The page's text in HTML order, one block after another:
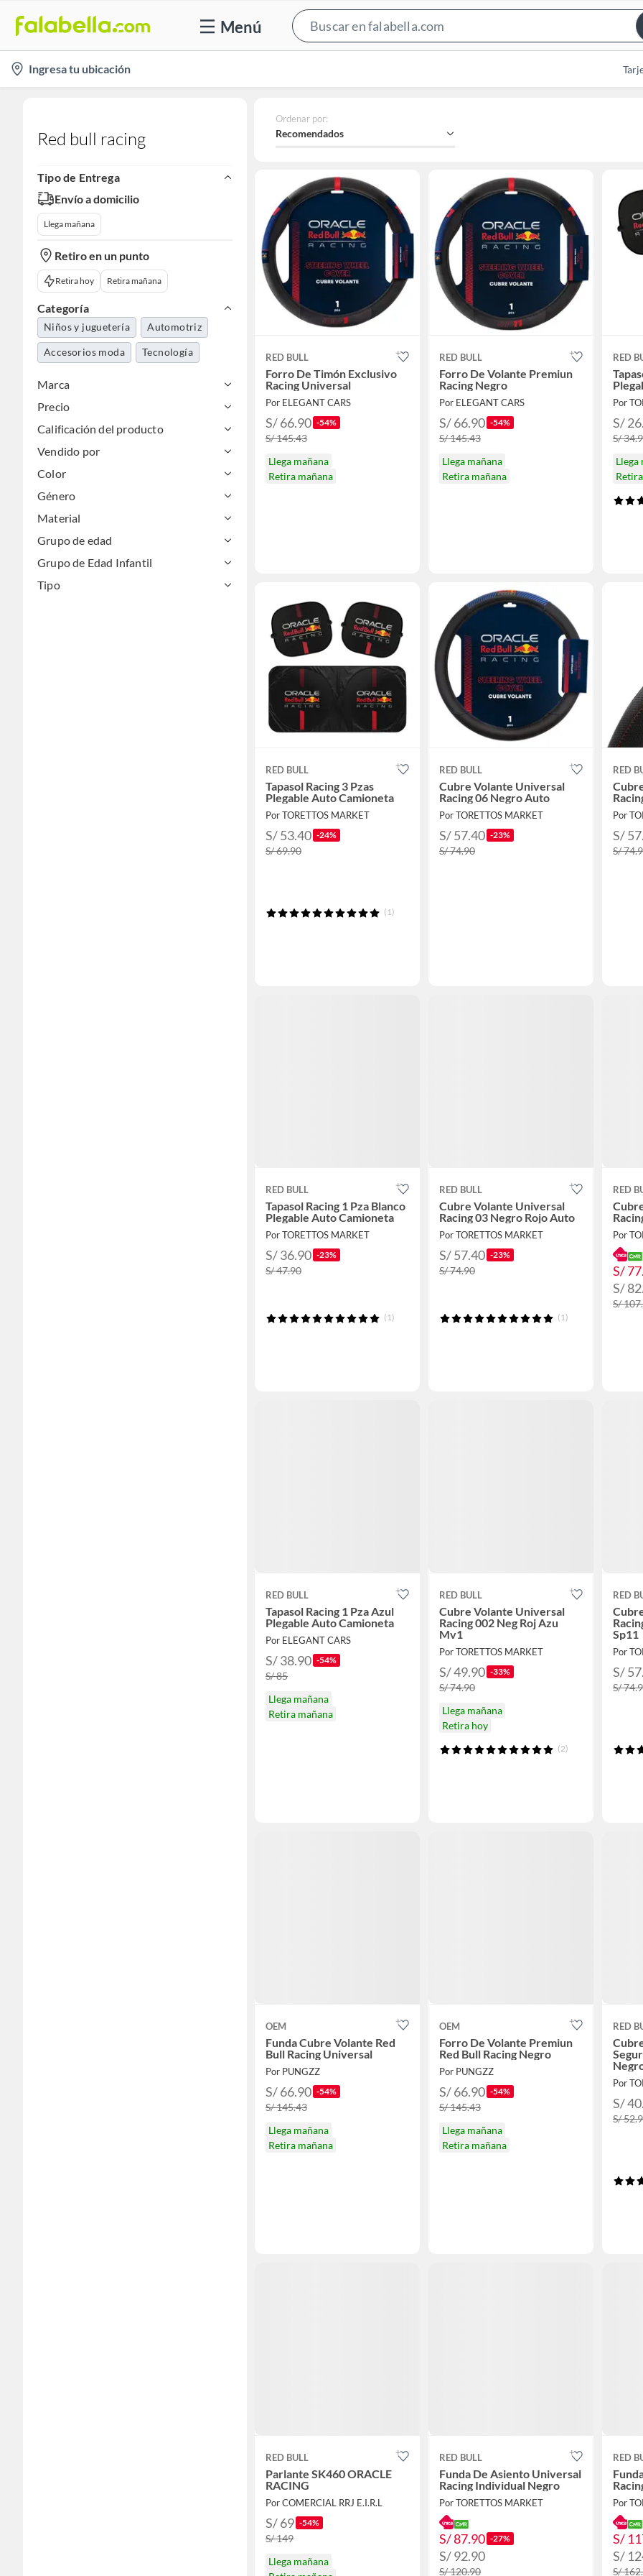
Menú
Bar
location-
icon
Ingresa tu ubicación
Red bull racing
Tipo de Entrega
Envío a domicilio
Llega mañana
Retiro en un punto
Retira hoy Retira mañana
Categoría
Niños y juguetería Automotriz
Accesorios moda Tecnología
Marca
Precio
Calificación del producto
Vendido por
Color
Género
Material
Grupo de edad
Grupo de Edad Infantil
Tipo
Ordenar por:
Recomendados
RED BULL
Forro De Timón Exclusivo
Racing Universal
Por ELEGANT CARS
S/ 66.90 -54%
S/ 145.43
Llega mañana
Retira mañana
RED BULL
Forro De Volante Premiun
Racing Negro
Por ELEGANT CARS
S/ 66.90 -54%
S/ 145.43
Llega mañana
Retira mañana
RED
Por
S/
S/
Llega
RED BULL
Tapasol Racing 3 Pzas
Plegable Auto Camioneta
Por TORETTOS MARKET
S/ 53.40 -24%
S/ 69.90
(1)
RED BULL
Cubre Volante Universal
Racing 06 Negro Auto
Por TORETTOS MARKET
S/ 57.40 -23%
S/ 74.90
RED
Por
S/
S/
RED BULL
Tapasol Racing 1 Pza Blanco
Plegable Auto Camioneta
Por TORETTOS MARKET
S/ 36.90 -23%
S/ 47.90
(1)
RED BULL
Cubre Volante Universal
Racing 03 Negro Rojo Auto
Por TORETTOS MARKET
S/ 57.40 -23%
S/ 74.90
(1)
RED
Por
S/
S/
S/
RED BULL
Tapasol Racing 1 Pza Azul
Plegable Auto Camioneta
Por ELEGANT CARS
S/ 38.90 -54%
S/ 85
Llega mañana
Retira mañana
RED BULL
Cubre Volante Universal
Racing 002 Neg Roj Azu
Mv1
Por TORETTOS MARKET
S/ 49.90 -33%
S/ 74.90
Llega mañana
Retira hoy
(2)
RED
Sp11
Por
S/
S/
OEM
Funda Cubre Volante Red
Bull Racing Universal
Por PUNGZZ
S/ 66.90 -54%
S/ 145.43
Llega mañana
Retira mañana
OEM
Forro De Volante Premiun
Red Bull Racing Negro
Por PUNGZZ
S/ 66.90 -54%
S/ 145.43
Llega mañana
Retira mañana
RED
Por
S/
S/
RED BULL
Parlante SK460 ORACLE
RACING
Por COMERCIAL RRJ E.I.R.L
S/ 69 -54%
S/ 149
Llega mañana
RED BULL
Funda De Asiento Universal
Racing Individual Negro
Por TORETTOS MARKET
S/ 87.90 -27%
S/ 92.90
S/ 120.90
RED
Por
S/
S/
S/